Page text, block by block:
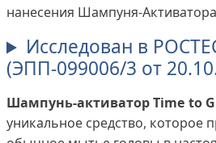
нанесения Шампуня-
Исследован в
(ЭПП-099006/3 от
Шампунь-активатор Time to
уникальное средство, которое